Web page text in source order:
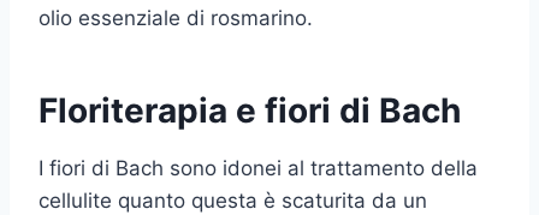
olio essenziale di rosmarino.
Floriterapia e fiori di Bach
I fiori di Bach sono idonei al trattamento della
cellulite quanto questa è scaturita da un